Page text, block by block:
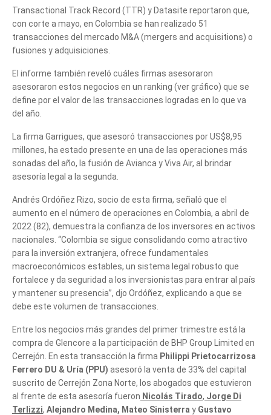
Transactional Track Record (TTR) y Datasite reportaron que,
con corte a mayo, en Colombia se han realizado 51
transacciones del mercado M&A (mergers and acquisitions) o
fusiones y adquisiciones.
El informe también reveló cuáles firmas asesoraron
asesoraron estos negocios en un ranking (ver gráfico) que se
define por el valor de las transacciones logradas en lo que va
del año.
La firma Garrigues, que asesoró transacciones por US$8,95
millones, ha estado presente en una de las operaciones más
sonadas del año, la fusión de Avianca y Viva Air, al brindar
asesoría legal a la segunda.
Andrés Ordóñez Rizo, socio de esta firma, señaló que el
aumento en el número de operaciones en Colombia, a abril de
2022 (82), demuestra la confianza de los inversores en activos
nacionales. “Colombia se sigue consolidando como atractivo
para la inversión extranjera, ofrece fundamentales
macroeconómicos estables, un sistema legal robusto que
fortalece y da seguridad a los inversionistas para entrar al país
y mantener su presencia”, djo Ordóñez, explicando a que se
debe este volumen de transacciones.
Entre los negocios más grandes del primer trimestre está la
compra de Glencore a la participación de BHP Group Limited en
Cerrejón. En esta transacción la firma Philippi Prietocarrizosa
Ferrero DU & Uría (PPU) asesoró la venta de 33% del capital
suscrito de Cerrejón Zona Norte, los abogados que estuvieron
al frente de esta asesoría fueron Nicolás Tirado, Jorge Di
Terlizzi, Alejandro Medina, Mateo Sinisterra y Gustavo